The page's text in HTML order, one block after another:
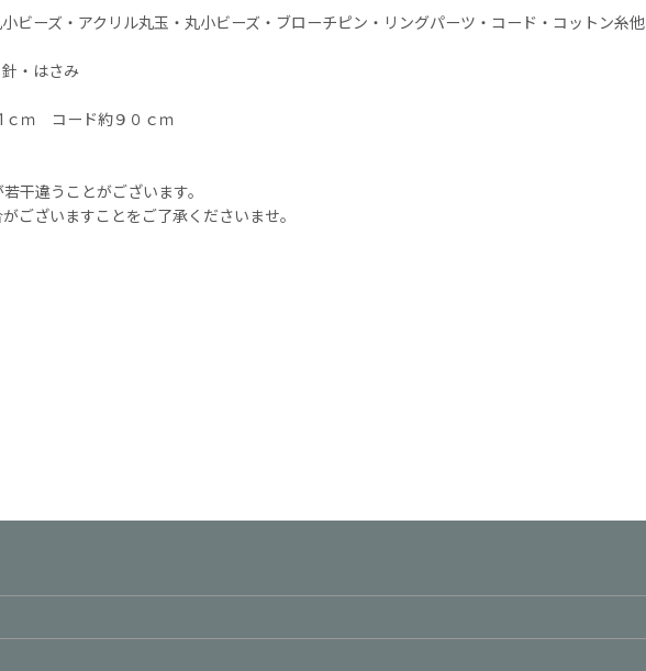
ビーズ・アクリル丸玉・丸小ビーズ・ブローチピン・リングパーツ・コード・コットン糸他
針・はさみ
ｃｍ コード約９０ｃｍ
干違うことがございます。
ございますことをご了承くださいませ。